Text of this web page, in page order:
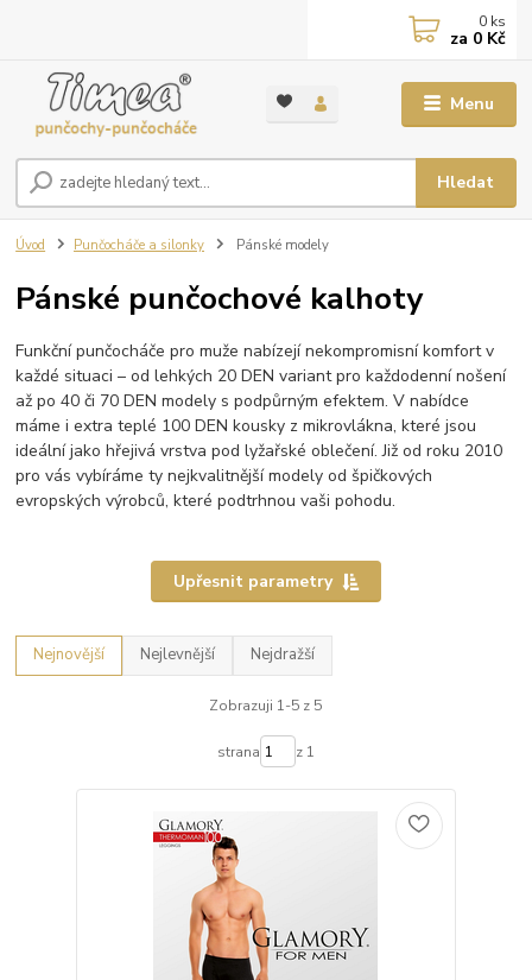
Menu
Hledat
0 ks
za 0 Kč
Úvod Punčocháče a silonky Pánské modely
Pánské punčochové kalhoty
Funkční punčocháče pro muže nabízejí nekompromisní komfort v
každé situaci – od lehkých 20 DEN variant pro každodenní nošení
až po 40 či 70 DEN modely s podpůrným efektem. V nabídce
máme i extra teplé 100 DEN kousky z mikrovlákna, které jsou
ideální jako hřejivá vrstva pod lyžařské oblečení. Již od roku 2010
pro vás vybíráme ty nejkvalitnější modely od špičkových
evropských výrobců, které podtrhnou vaši pohodu.
Upřesnit parametry
Nejnovější Nejlevnější Nejdražší
Zobrazuji 1-5 z 5
strana z 1